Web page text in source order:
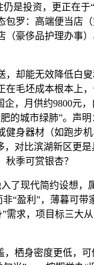
是投资，更正在于
罗：高端便当店
（豪侈品护理办事
却能无效降低白叟
在毛坯成本根本上
，月供约9800元
的城市绿肺”。声明
健身器材（如跑步
对比滨湖新区更
季可赏银杏？
现代简约设想，
“盈利”，薄暮可带
需求，项目标三大
栖身密度更低，可